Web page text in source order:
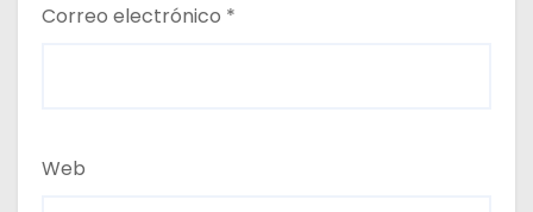
Correo electrónico *
Web